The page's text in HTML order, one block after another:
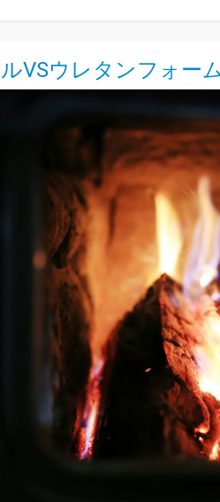
VSウレタンフォーム